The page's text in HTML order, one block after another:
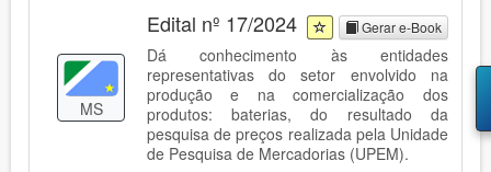
MS
Edital nº 17/2024 Gerar e-Book
Dá conhecimento às entidades
representativas do setor envolvido na
produção e na comercialização dos
produtos: baterias, do resultado da
pesquisa de preços realizada pela Unidade
de Pesquisa de Mercadorias (UPEM).